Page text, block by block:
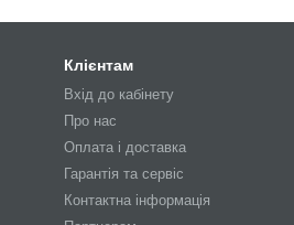
Клієнтам
Вхід до кабінету
Про нас
Оплата і доставка
Гарантія та сервіс
Контактна інформація